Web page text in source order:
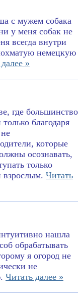
с мужем собака
у меня собак не
всегда внутри
немецкую
»
где большинство
благодаря
которые
осознавать,
только
взрослым. Читать
нашла
обрабатывать
я огород не
не
Читать далее »